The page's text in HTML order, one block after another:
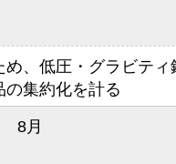
め、低圧・グラビティ
の集約化を計る
8月